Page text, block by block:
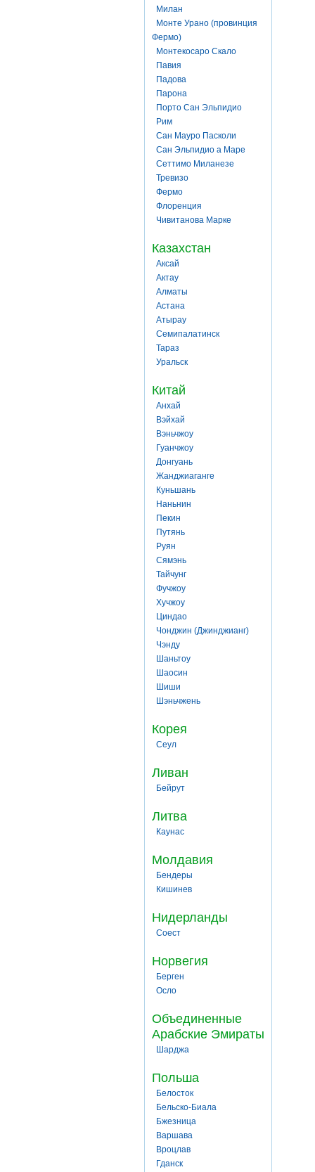
Милан
Монте Урано (провинция
Фермо)
Монтекосаро Скало
Павия
Падова
Парона
Порто Сан Эльпидио
Рим
Сан Мауро Пасколи
Сан Эльпидио а Маре
Сеттимо Миланезе
Тревизо
Фермо
Флоренция
Чивитанова Марке
Казахстан
Аксай
Актау
Алматы
Астана
Атырау
Семипалатинск
Тараз
Уральск
Китай
Анхай
Вэйхай
Вэньчжоу
Гуанчжоу
Донгуань
Жанджиаганге
Куньшань
Наньнин
Пекин
Путянь
Руян
Сямэнь
Тайчунг
Фучжоу
Хучжоу
Циндао
Чонджин (Джинджианг)
Чэнду
Шаньтоу
Шаосин
Шиши
Шэньчжень
Корея
Сеул
Ливан
Бейрут
Литва
Каунас
Молдавия
Бендеры
Кишинев
Нидерланды
Соест
Норвегия
Берген
Осло
Объединенные
Арабские Эмираты
Шарджа
Польша
Белосток
Бельско-Биала
Бжезница
Варшава
Вроцлав
Гданск